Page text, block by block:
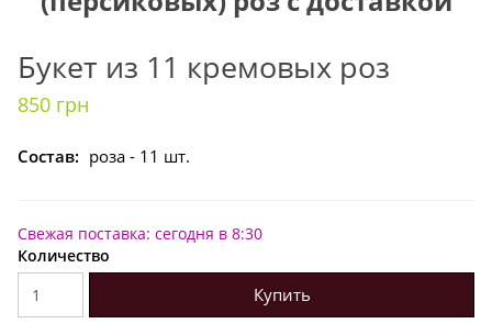
Букет из 11 кремовых роз
850 грн
Состав: роза - 11 шт.
Свежая поставка: сегодня в 8:30
Количество
Купить